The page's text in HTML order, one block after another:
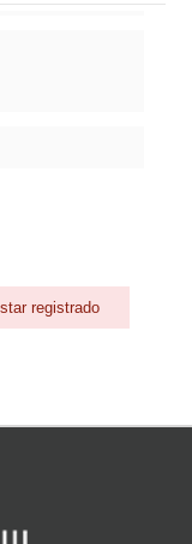
registrado